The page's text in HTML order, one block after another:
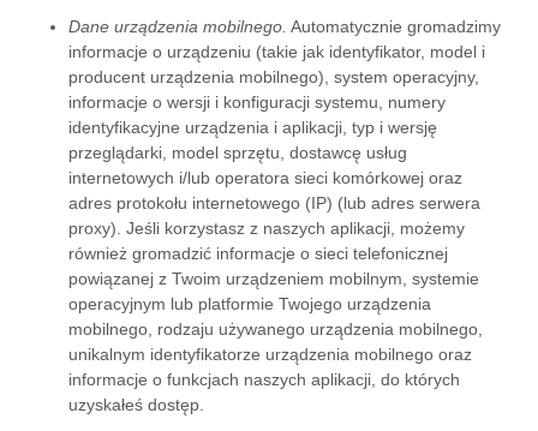
Dane urządzenia mobilnego. Automatycznie gromadzimy
informacje o urządzeniu (takie jak identyfikator, model i
producent urządzenia mobilnego), system operacyjny,
informacje o wersji i konfiguracji systemu, numery
identyfikacyjne urządzenia i aplikacji, typ i wersję
przeglądarki, model sprzętu, dostawcę usług
internetowych i/lub operatora sieci komórkowej oraz
adres protokołu internetowego (IP) (lub adres serwera
proxy). Jeśli korzystasz z naszych aplikacji, możemy
również gromadzić informacje o sieci telefonicznej
powiązanej z Twoim urządzeniem mobilnym, systemie
operacyjnym lub platformie Twojego urządzenia
mobilnego, rodzaju używanego urządzenia mobilnego,
unikalnym identyfikatorze urządzenia mobilnego oraz
informacje o funkcjach naszych aplikacji, do których
uzyskałeś dostęp.